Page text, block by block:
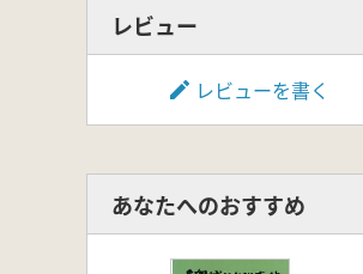
レビュー
レビューを書く
あなたへのおすすめ